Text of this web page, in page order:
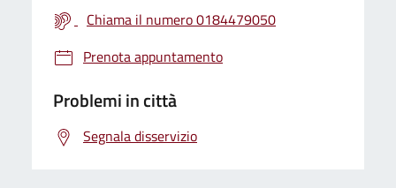
Chiama il numero 0184479050
Prenota appuntamento
Problemi in città
Segnala disservizio